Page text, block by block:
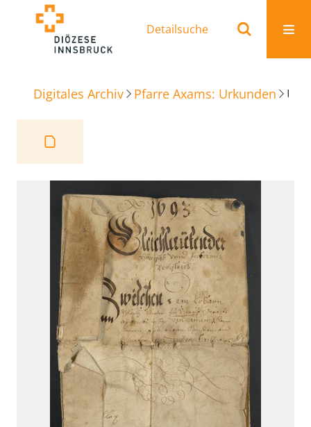
Detailsuche
Digitales Archiv Pfarre Axams: Urkunden